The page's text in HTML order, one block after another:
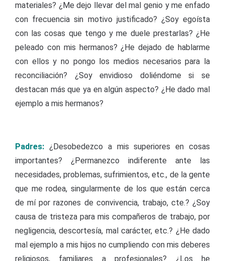
materiales? ¿Me dejo llevar del mal genio y me enfado
con frecuencia sin motivo justificado? ¿Soy egoísta
con las cosas que tengo y me duele prestarlas? ¿He
peleado con mis hermanos? ¿He dejado de hablarme
con ellos y no pongo los medios necesarios para la
reconciliación? ¿Soy envidioso doliéndome si se
destacan más que ya en algún aspecto? ¿He dado mal
ejemplo a mis hermanos?
Padres: ¿Desobedezco a mis superiores en cosas
importantes? ¿Permanezco indiferente ante las
necesidades, problemas, sufrimientos, etc., de la gente
que me rodea, singularmente de los que están cerca
de mí por razones de convivencia, trabajo, cte.? ¿Soy
causa de tristeza para mis compañeros de trabajo, por
negligencia, descortesía, mal carácter, etc.? ¿He dado
mal ejemplo a mis hijos no cumpliendo con mis deberes
religiosos, familiares a profesionales? ¿Los he